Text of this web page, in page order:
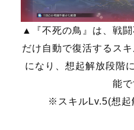
▲『不死の鳥』は、戦
だけ自動で復活するス
になり、想起解放段階
能で
※スキルLv.5(想起